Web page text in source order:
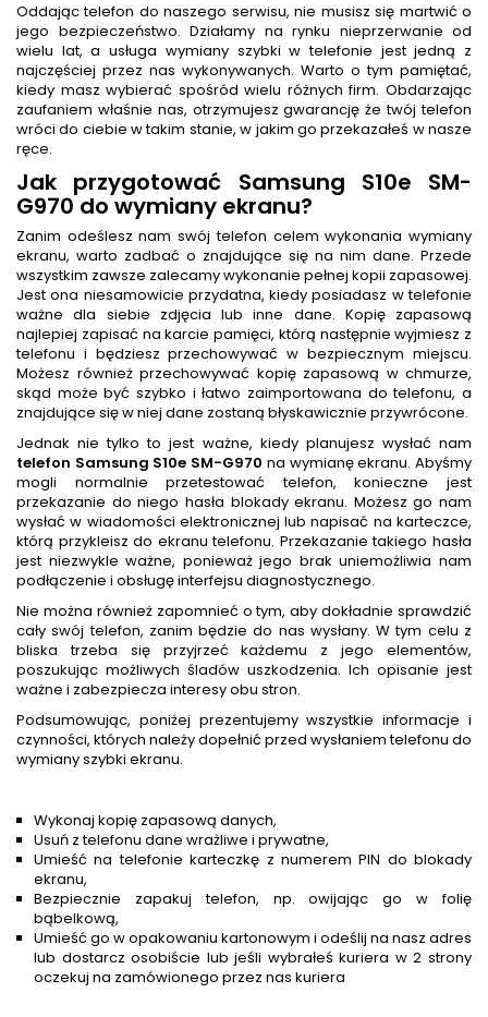
Oddając telefon do naszego serwisu, nie musisz się martwić o
jego bezpieczeństwo. Działamy na rynku nieprzerwanie od
wielu lat, a usługa wymiany szybki w telefonie jest jedną z
najczęściej przez nas wykonywanych. Warto o tym pamiętać,
kiedy masz wybierać spośród wielu różnych firm. Obdarzając
zaufaniem właśnie nas, otrzymujesz gwarancję że twój telefon
wróci do ciebie w takim stanie, w jakim go przekazałeś w nasze
ręce.
Jak przygotować Samsung S10e SM-
G970 do wymiany ekranu?
Zanim odeślesz nam swój telefon celem wykonania wymiany
ekranu, warto zadbać o znajdujące się na nim dane. Przede
wszystkim zawsze zalecamy wykonanie pełnej kopii zapasowej.
Jest ona niesamowicie przydatna, kiedy posiadasz w telefonie
ważne dla siebie zdjęcia lub inne dane. Kopię zapasową
najlepiej zapisać na karcie pamięci, którą następnie wyjmiesz z
telefonu i będziesz przechowywać w bezpiecznym miejscu.
Możesz również przechowywać kopię zapasową w chmurze,
skąd może być szybko i łatwo zaimportowana do telefonu, a
znajdujące się w niej dane zostaną błyskawicznie przywrócone.
Jednak nie tylko to jest ważne, kiedy planujesz wysłać nam
telefon Samsung S10e SM-G970 na wymianę ekranu. Abyśmy
mogli normalnie przetestować telefon, konieczne jest
przekazanie do niego hasła blokady ekranu. Możesz go nam
wysłać w wiadomości elektronicznej lub napisać na karteczce,
którą przykleisz do ekranu telefonu. Przekazanie takiego hasła
jest niezwykle ważne, ponieważ jego brak uniemożliwia nam
podłączenie i obsługę interfejsu diagnostycznego.
Nie można również zapomnieć o tym, aby dokładnie sprawdzić
cały swój telefon, zanim będzie do nas wysłany. W tym celu z
bliska trzeba się przyjrzeć każdemu z jego elementów,
poszukując możliwych śladów uszkodzenia. Ich opisanie jest
ważne i zabezpiecza interesy obu stron.
Podsumowując, poniżej prezentujemy wszystkie informacje i
czynności, których należy dopełnić przed wysłaniem telefonu do
wymiany szybki ekranu.
Wykonaj kopię zapasową danych,
Usuń z telefonu dane wrażliwe i prywatne,
Umieść na telefonie karteczkę z numerem PIN do blokady
ekranu,
Bezpiecznie zapakuj telefon, np. owijając go w folię
bąbelkową,
Umieść go w opakowaniu kartonowym i odeślij na nasz adres
lub dostarcz osobiście lub jeśli wybrałeś kuriera w 2 strony
oczekuj na zamówionego przez nas kuriera